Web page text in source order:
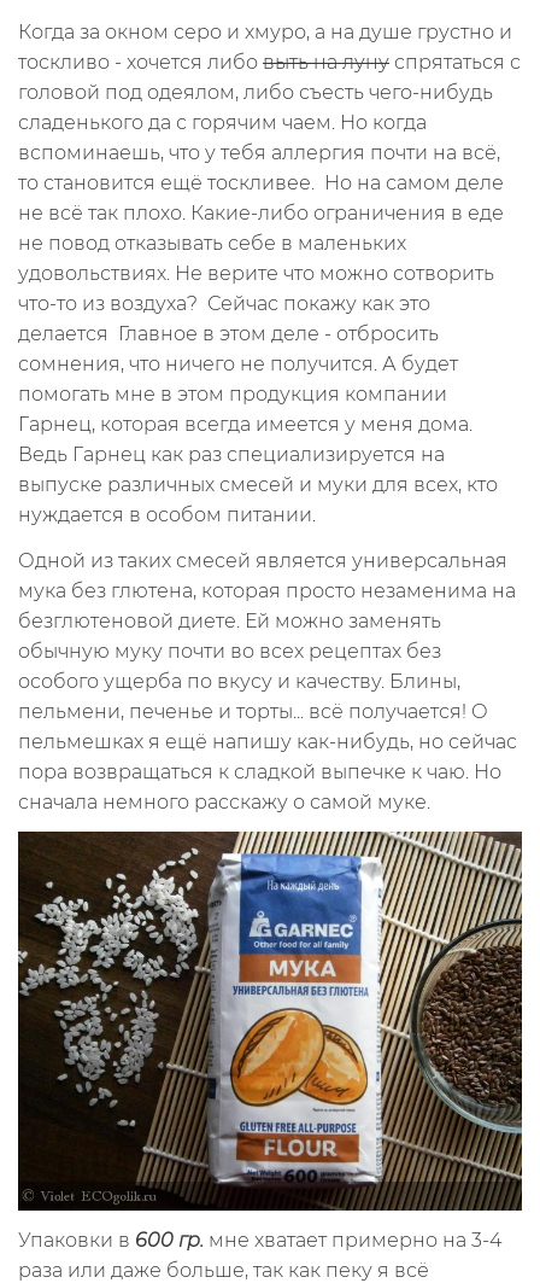
Когда за окном серо и хмуро, а на душе грустно и
тоскливо - хочется либо выть на луну спрятаться с
головой под одеялом, либо съесть чего-нибудь
сладенького да с горячим чаем. Но когда
вспоминаешь, что у тебя аллергия почти на всё,
то становится ещё тоскливее. Но на самом деле
не всё так плохо. Какие-либо ограничения в еде
не повод отказывать себе в маленьких
удовольствиях. Не верите что можно сотворить
что-то из воздуха? Сейчас покажу как это
делается
Главное в этом деле - отбросить
сомнения, что ничего не получится. А будет
помогать мне в этом продукция компании
Гарнец, которая всегда имеется у меня дома.
Ведь Гарнец как раз специализируется на
выпуске различных смесей и муки для всех, кто
нуждается в особом питании.
Одной из таких смесей является универсальная
мука без глютена, которая просто незаменима на
безглютеновой диете. Ей можно заменять
обычную муку почти во всех рецептах без
особого ущерба по вкусу и качеству. Блины,
пельмени, печенье и торты... всё получается! О
пельмешках я ещё напишу как-нибудь, но сейчас
пора возвращаться к сладкой выпечке к чаю. Но
сначала немного расскажу о самой муке.
Упаковки в 600 гр. мне хватает примерно на 3-4
раза или даже больше, так как пеку я всё